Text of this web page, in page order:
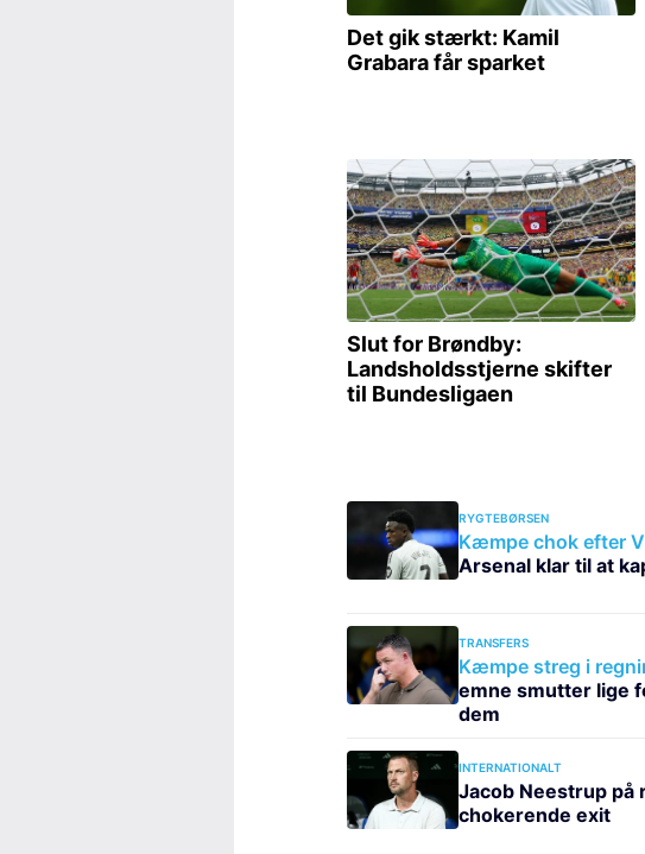
RYGTEBØRSEN
Kæmpe chok efter
Arsenal klar til at
TRANSFERS
Kæmpe streg i
emne smutter lige
dem
INTERNATIONALT
Jacob Neestrup på
chokerende exit